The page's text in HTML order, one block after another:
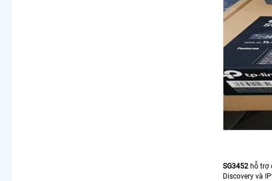
SG3452 hỗ trợ
Discovery và